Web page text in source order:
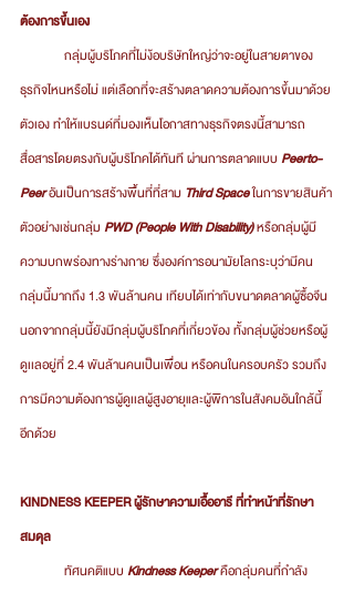
ต้องการขึ้นเอง
ธุรกิจไหนหรือไม่ แต่เลือกที่จะสร้างตลาดความต้องการขึ้นมาด้วย
ตัวเอง ทำให้แบรนด์ที่มองเห็นโอกาสทางธุรกิจตรงนี้สามารถ
สื่อสารโดยตรงกับผู้บริโภคได้ทันที ผ่านการตลาดแบบ Peerto-
Peer อันเป็นการสร้างพื้นที่ที่สาม Third Space ในการขายสินค้า
ตัวอย่างเช่นกลุ่ม PWD (People With Disability) หรือกลุ่มผู้มี
ความบกพร่องทางร่างกาย ซึ่งองค์การอนามัยโลกระบุว่ามีคน
กลุ่มนี้มากถึง 1.3 พันล้านคน เทียบได้เท่ากับขนาดตลาดผู้ซื้อจีน
นอกจากกลุ่มนี้ยังมีกลุ่มผู้บริโภคที่เกี่ยวข้อง ทั้งกลุ่มผู้ช่วยหรือผู้
ดูเเลอยู่ที่ 2.4 พันล้านคนเป็นเพื่อน หรือคนในครอบครัว รวมถึง
การมีความต้องการผู้ดูเเลผู้สูงอายุและผู้พิการในสังคมอันใกล้นี้
อีกด้วย
KINDNESS KEEPER ผู้รักษาความเอื้ออารี ที่ทำหน้าที่รักษา
สมดุล
	ทัศนคติแบบ
Kindness Keeper คือกลุ่มคนที่กำลัง